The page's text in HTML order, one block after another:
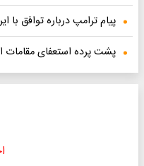
پیام ترامپ درباره توافق
پشت پرده استعفای مقامات